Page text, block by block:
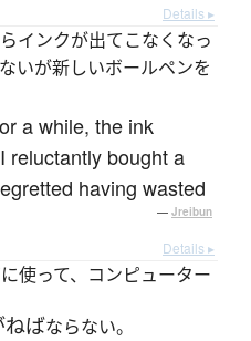
Details ▸
インクが出てこなくなっ
いが新しいボールペンを
a while, the ink
reluctantly bought a
having wasted
— Jreibun
Details ▸
使って、コンピューター
ねばならない。